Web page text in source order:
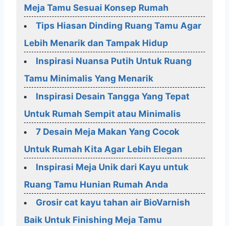
Meja Tamu Sesuai Konsep Rumah
Tips Hiasan Dinding Ruang Tamu Agar
Lebih Menarik dan Tampak Hidup
Inspirasi Nuansa Putih Untuk Ruang
Tamu Minimalis Yang Menarik
Inspirasi Desain Tangga Yang Tepat
Untuk Rumah Sempit atau Minimalis
7 Desain Meja Makan Yang Cocok
Untuk Rumah Kita Agar Lebih Elegan
Inspirasi Meja Unik dari Kayu untuk
Ruang Tamu Hunian Rumah Anda
Grosir cat kayu tahan air BioVarnish
Baik Untuk Finishing Meja Tamu